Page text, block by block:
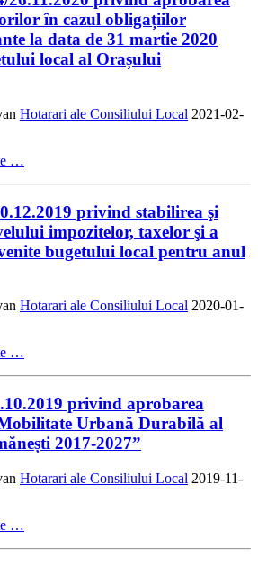
în cazul obligațiilor
la data de 31 martie 2020
local al Orașului
Hotarari ale Consiliului Local 2021-02-
…
privind stabilirea şi
impozitelor, taxelor şi a
bugetului local pentru anul
Hotarari ale Consiliului Local 2020-01-
…
privind aprobarea
Urbană Durabilă al
2017-2027”
Hotarari ale Consiliului Local 2019-11-
…